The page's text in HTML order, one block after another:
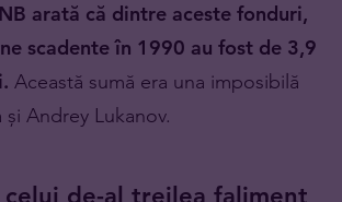
arată că dintre aceste fonduri,
scadente în 1990 au fost de 3,9
Această sumă era una imposibilă
Andrey Lukanov.